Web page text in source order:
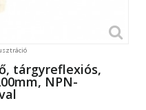
tárgyreflexiós,
NPN-